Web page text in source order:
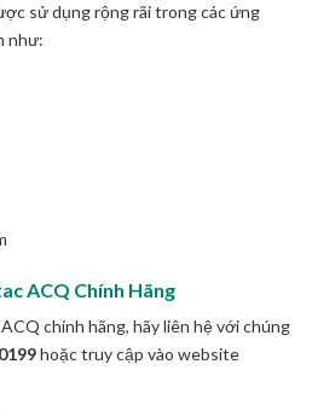
sử dụng rộng rãi trong các ứng
như:
ACQ Chính Hãng
chính hãng, hãy liên hệ với chúng
hoặc truy cập vào website